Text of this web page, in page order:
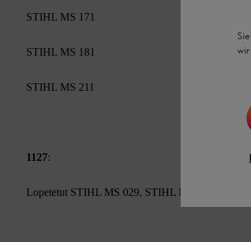
STIHL MS 171
STIHL MS 181
STIHL MS 211
1127:
Lopetetut STIHL MS 029, STIHL MS 290,
wir